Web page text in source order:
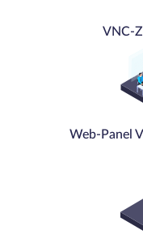
VNC-
Web-Panel